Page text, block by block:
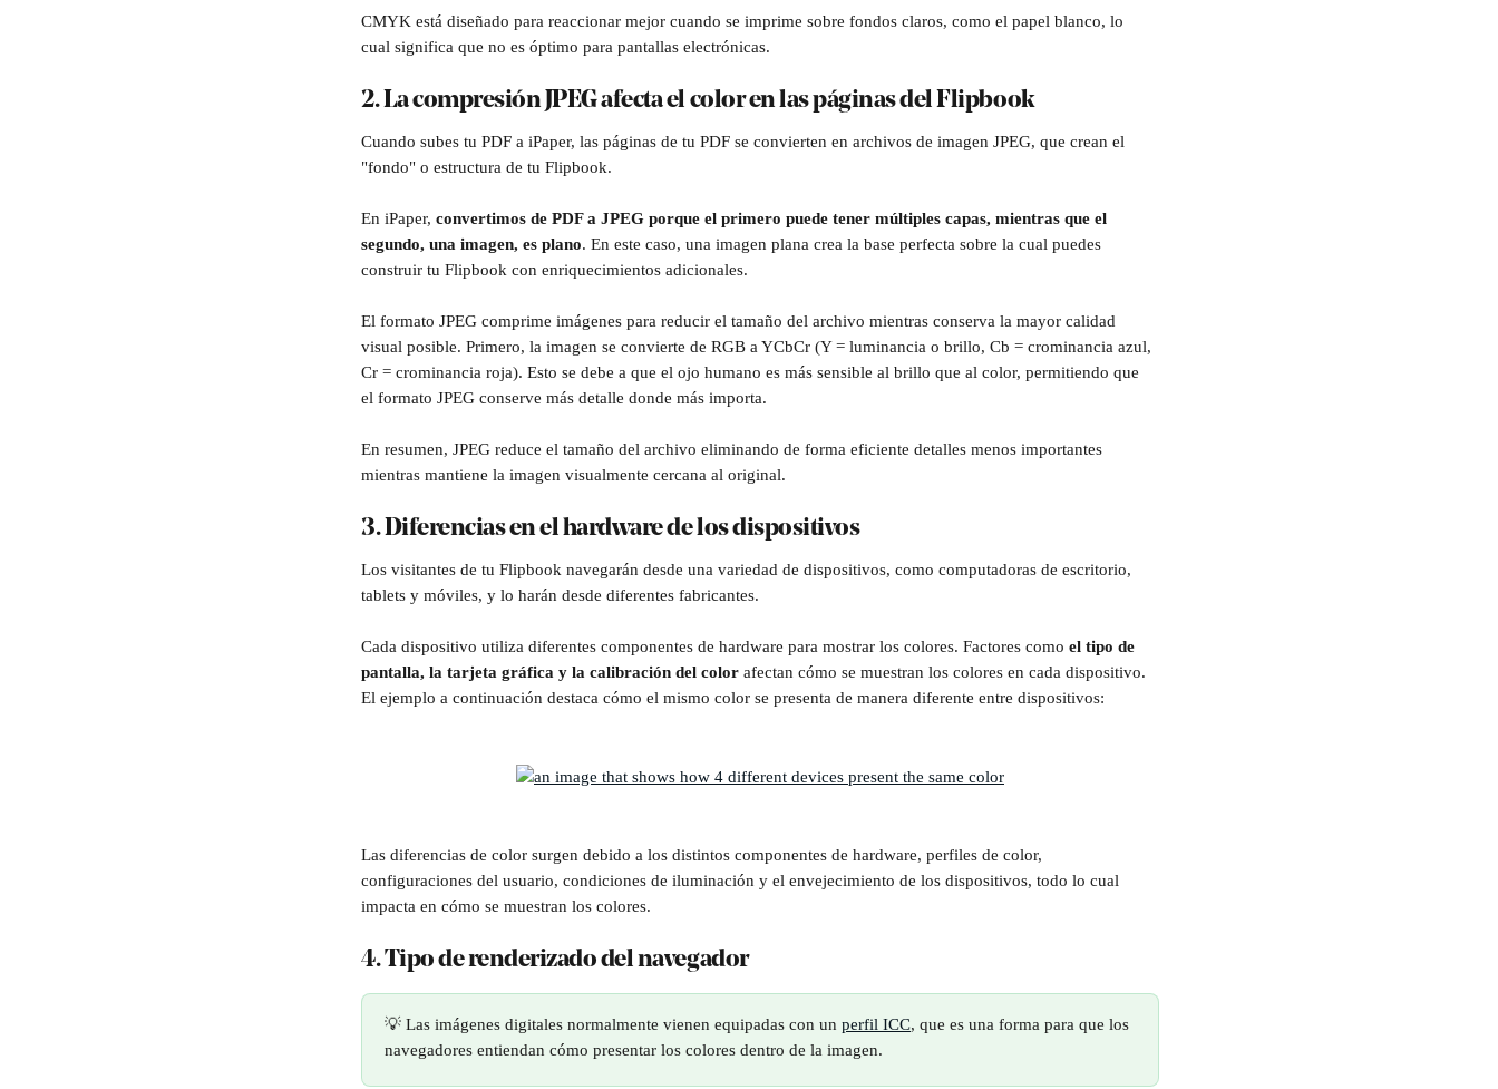
CMYK está diseñado para reaccionar mejor cuando se imprime sobre fondos claros, como el papel blanco, lo
cual significa que no es óptimo para pantallas electrónicas.
2. La compresión JPEG afecta el color en las páginas del Flipbook
Cuando subes tu PDF a iPaper, las páginas de tu PDF se convierten en archivos de imagen JPEG, que crean el
"fondo" o estructura de tu Flipbook.
En iPaper, convertimos de PDF a JPEG porque el primero puede tener múltiples capas, mientras que el
segundo, una imagen, es plano. En este caso, una imagen plana crea la base perfecta sobre la cual puedes
construir tu Flipbook con enriquecimientos adicionales.
El formato JPEG comprime imágenes para reducir el tamaño del archivo mientras conserva la mayor calidad
visual posible. Primero, la imagen se convierte de RGB a YCbCr (Y = luminancia o brillo, Cb = crominancia azul,
Cr = crominancia roja). Esto se debe a que el ojo humano es más sensible al brillo que al color, permitiendo que
el formato JPEG conserve más detalle donde más importa.
En resumen, JPEG reduce el tamaño del archivo eliminando de forma eficiente detalles menos importantes
mientras mantiene la imagen visualmente cercana al original.
3. Diferencias en el hardware de los dispositivos
Los visitantes de tu Flipbook navegarán desde una variedad de dispositivos, como computadoras de escritorio,
tablets y móviles, y lo harán desde diferentes fabricantes.
Cada dispositivo utiliza diferentes componentes de hardware para mostrar los colores. Factores como el tipo de
pantalla, la tarjeta gráfica y la calibración del color afectan cómo se muestran los colores en cada dispositivo.
El ejemplo a continuación destaca cómo el mismo color se presenta de manera diferente entre dispositivos:
Las diferencias de color surgen debido a los distintos componentes de hardware, perfiles de color,
configuraciones del usuario, condiciones de iluminación y el envejecimiento de los dispositivos, todo lo cual
impacta en cómo se muestran los colores.
4. Tipo de renderizado del navegador
💡 Las imágenes digitales normalmente vienen equipadas con un perfil ICC, que es una forma para que los
navegadores entiendan cómo presentar los colores dentro de la imagen.